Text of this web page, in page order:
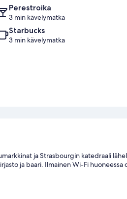
Perestroika
3 min kävelymatka
Starbucks
3 min kävelymatka
ja Strasbourgin katedraali
ja baari. Ilmainen Wi-Fi huoneessa